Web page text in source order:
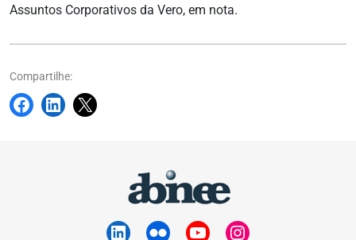
Assuntos Corporativos da Vero, em nota.
Compartilhe: